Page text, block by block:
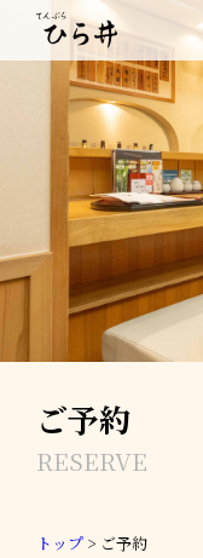
ご予約
RESERVE
トップ > ご予約